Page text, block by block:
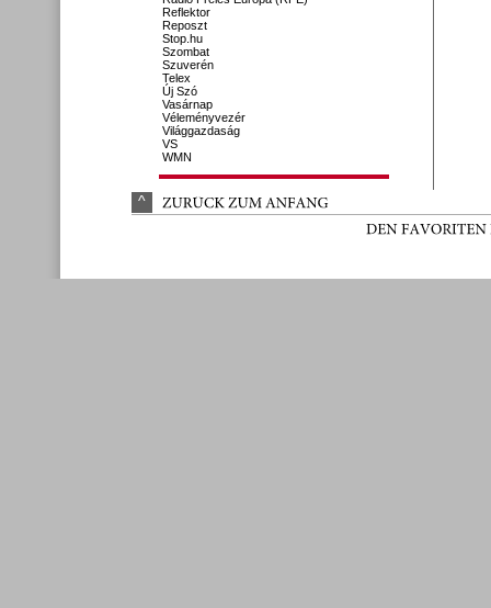
Reflektor
Reposzt
Stop.hu
Szombat
Szuverén
Telex
Új Szó
Vasárnap
Véleményvezér
Világgazdaság
VS
WMN
^ ZURÜCK ZUM ANFANG
DEN FAVORITEN